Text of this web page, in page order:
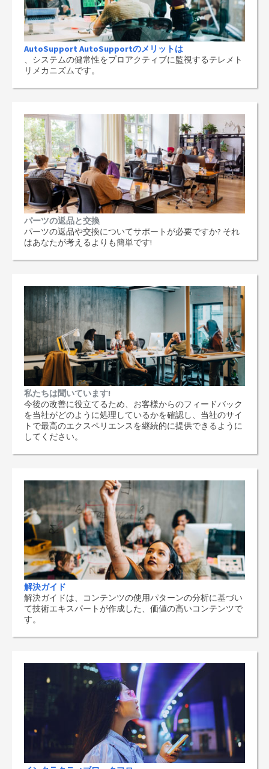
AutoSupport AutoSupportのメリットは
、システムの健常性をプロアクティブに監視するテレメト
リメカニズムです。
パーツの返品と交換
パーツの返品や交換についてサポートが必要ですか? それ
はあなたが考えるよりも簡単です!
私たちは聞いています!
今後の改善に役立てるため、お客様からのフィードバック
を当社がどのように処理しているかを確認し、当社のサイ
トで最高のエクスペリエンスを継続的に提供できるように
してください。
解決ガイド
解決ガイドは、コンテンツの使用パターンの分析に基づい
て技術エキスパートが作成した、価値の高いコンテンツで
す。